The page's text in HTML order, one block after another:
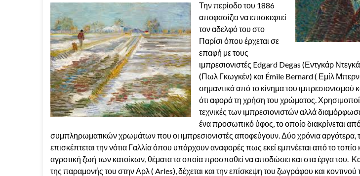
Την περίοδο του 1886
αποφασίζει να επισκεφτεί
τον αδελφό του στο
Παρίσι όπου έρχεται σε
επαφή με τους
ιμπρεσιονιστές Edgard Degas (Εντγκάρ
(Πωλ Γκωγκέν) και Émile Bernard ( Εμίλ
σημαντικά από το κίνημα του ιμπρεσιονισμού
ότι αφορά τη χρήση του χρώματος.
τεχνικές των ιμπρεσιονιστών αλλά
ένα προσωπικό ύφος, το οποίο διακρίνεται
συμπληρωματικών χρωμάτων που οι ιμπρεσιονιστές αποφεύγουν. Δύο χρόνια αργότερα,
επισκέπτεται την νότια Γαλλία όπου υπάρχουν αναφορές πως εκεί εμπνέεται από το τοπίο
αγροτική ζωή των κατοίκων, θέματα τα οποία προσπαθεί να αποδώσει και στα έργα του.
της παραμονής του στην Αρλ ( Arles), δέχεται και την επίσκεψη του ζωγράφου και κοντινού